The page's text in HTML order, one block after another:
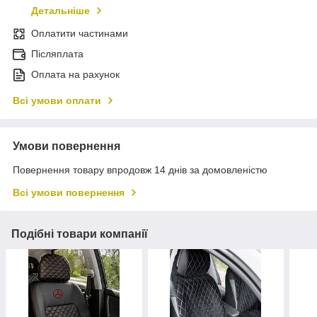
Детальніше
Оплатити частинами
Післяплата
Оплата на рахунок
Всі умови оплати
Умови повернення
Повернення товару впродовж 14 днів за домовленістю
Всі умови повернення
Подібні товари компанії